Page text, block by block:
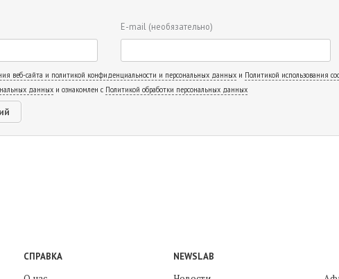
E-mail (необязательно)
веб-сайта и политикой конфиденциальности и персональных данных и Политикой использования
данных и ознакомлен с Политикой обработки персональных данных
СПРАВКА NEWSLAB